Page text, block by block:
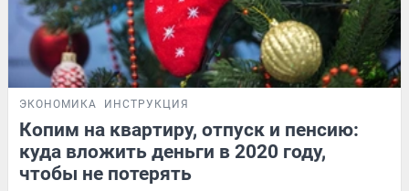
ЭКОНОМИКА ИНСТРУКЦИЯ
Копим на квартиру, отпуск и пенсию:
куда вложить деньги в 2020 году,
чтобы не потерять